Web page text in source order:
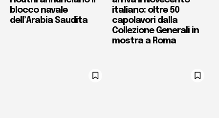
blocco navale
dell’Arabia Saudita
italiano: oltre 50
capolavori dalla
Collezione Generali in
mostra a Roma